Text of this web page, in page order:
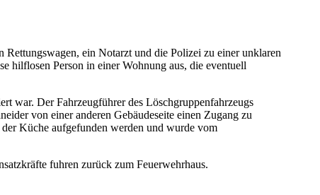
ein Notarzt und die Polizei zu einer unklaren
hilflosen Person in einer Wohnung aus, die eventuell
war. Der Fahrzeugführer des Löschgruppenfahrzeugs
von einer anderen Gebäudeseite einen Zugang zu
Küche aufgefunden werden und wurde vom
fuhren zurück zum Feuerwehrhaus.